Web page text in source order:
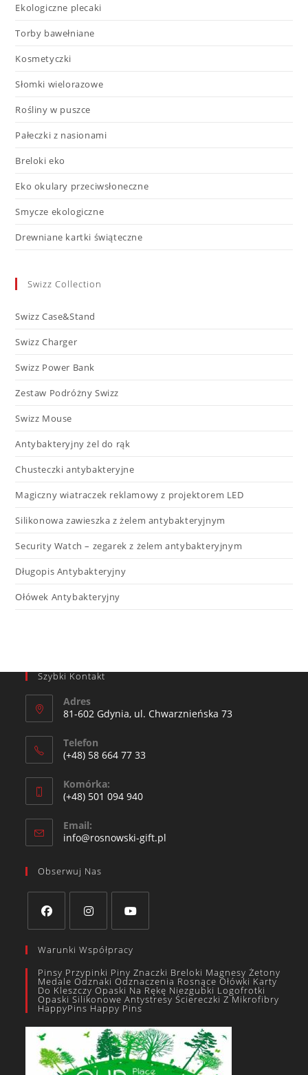
Ekologiczne plecaki
Torby bawełniane
Kosmetyczki
Słomki wielorazowe
Rośliny w puszce
Pałeczki z nasionami
Breloki eko
Eko okulary przeciwsłoneczne
Smycze ekologiczne
Drewniane kartki świąteczne
Swizz Collection
Swizz Case&Stand
Swizz Charger
Swizz Power Bank
Zestaw Podróżny Swizz
Swizz Mouse
Antybakteryjny żel do rąk
Chusteczki antybakteryjne
Magiczny wiatraczek reklamowy z projektorem LED​
Silikonowa zawieszka z żelem antybakteryjnym
Security Watch – zegarek z żelem antybakteryjnym
Długopis Antybakteryjny
Ołówek Antybakteryjny
Szybki Kontakt
Adres
81-602 Gdynia, ul. Chwarznieńska 73
Telefon
(+48) 58 664 77 33
Komórka:
(+48) 501 094 940​
Email:
info@rosnowski-gift.pl
Obserwuj Nas
Warunki Współpracy
Pinsy Przypinki Piny Znaczki Breloki Magnesy Żetony
Medale Odznaki Odznaczenia Rosnące Ołówki Karty
Do Kleszczy Opaski Na Rękę Niezgubki Logofrotki
Opaski Silikonowe Antystresy Ściereczki Z Mikrofibry
HappyPins Happy Pins